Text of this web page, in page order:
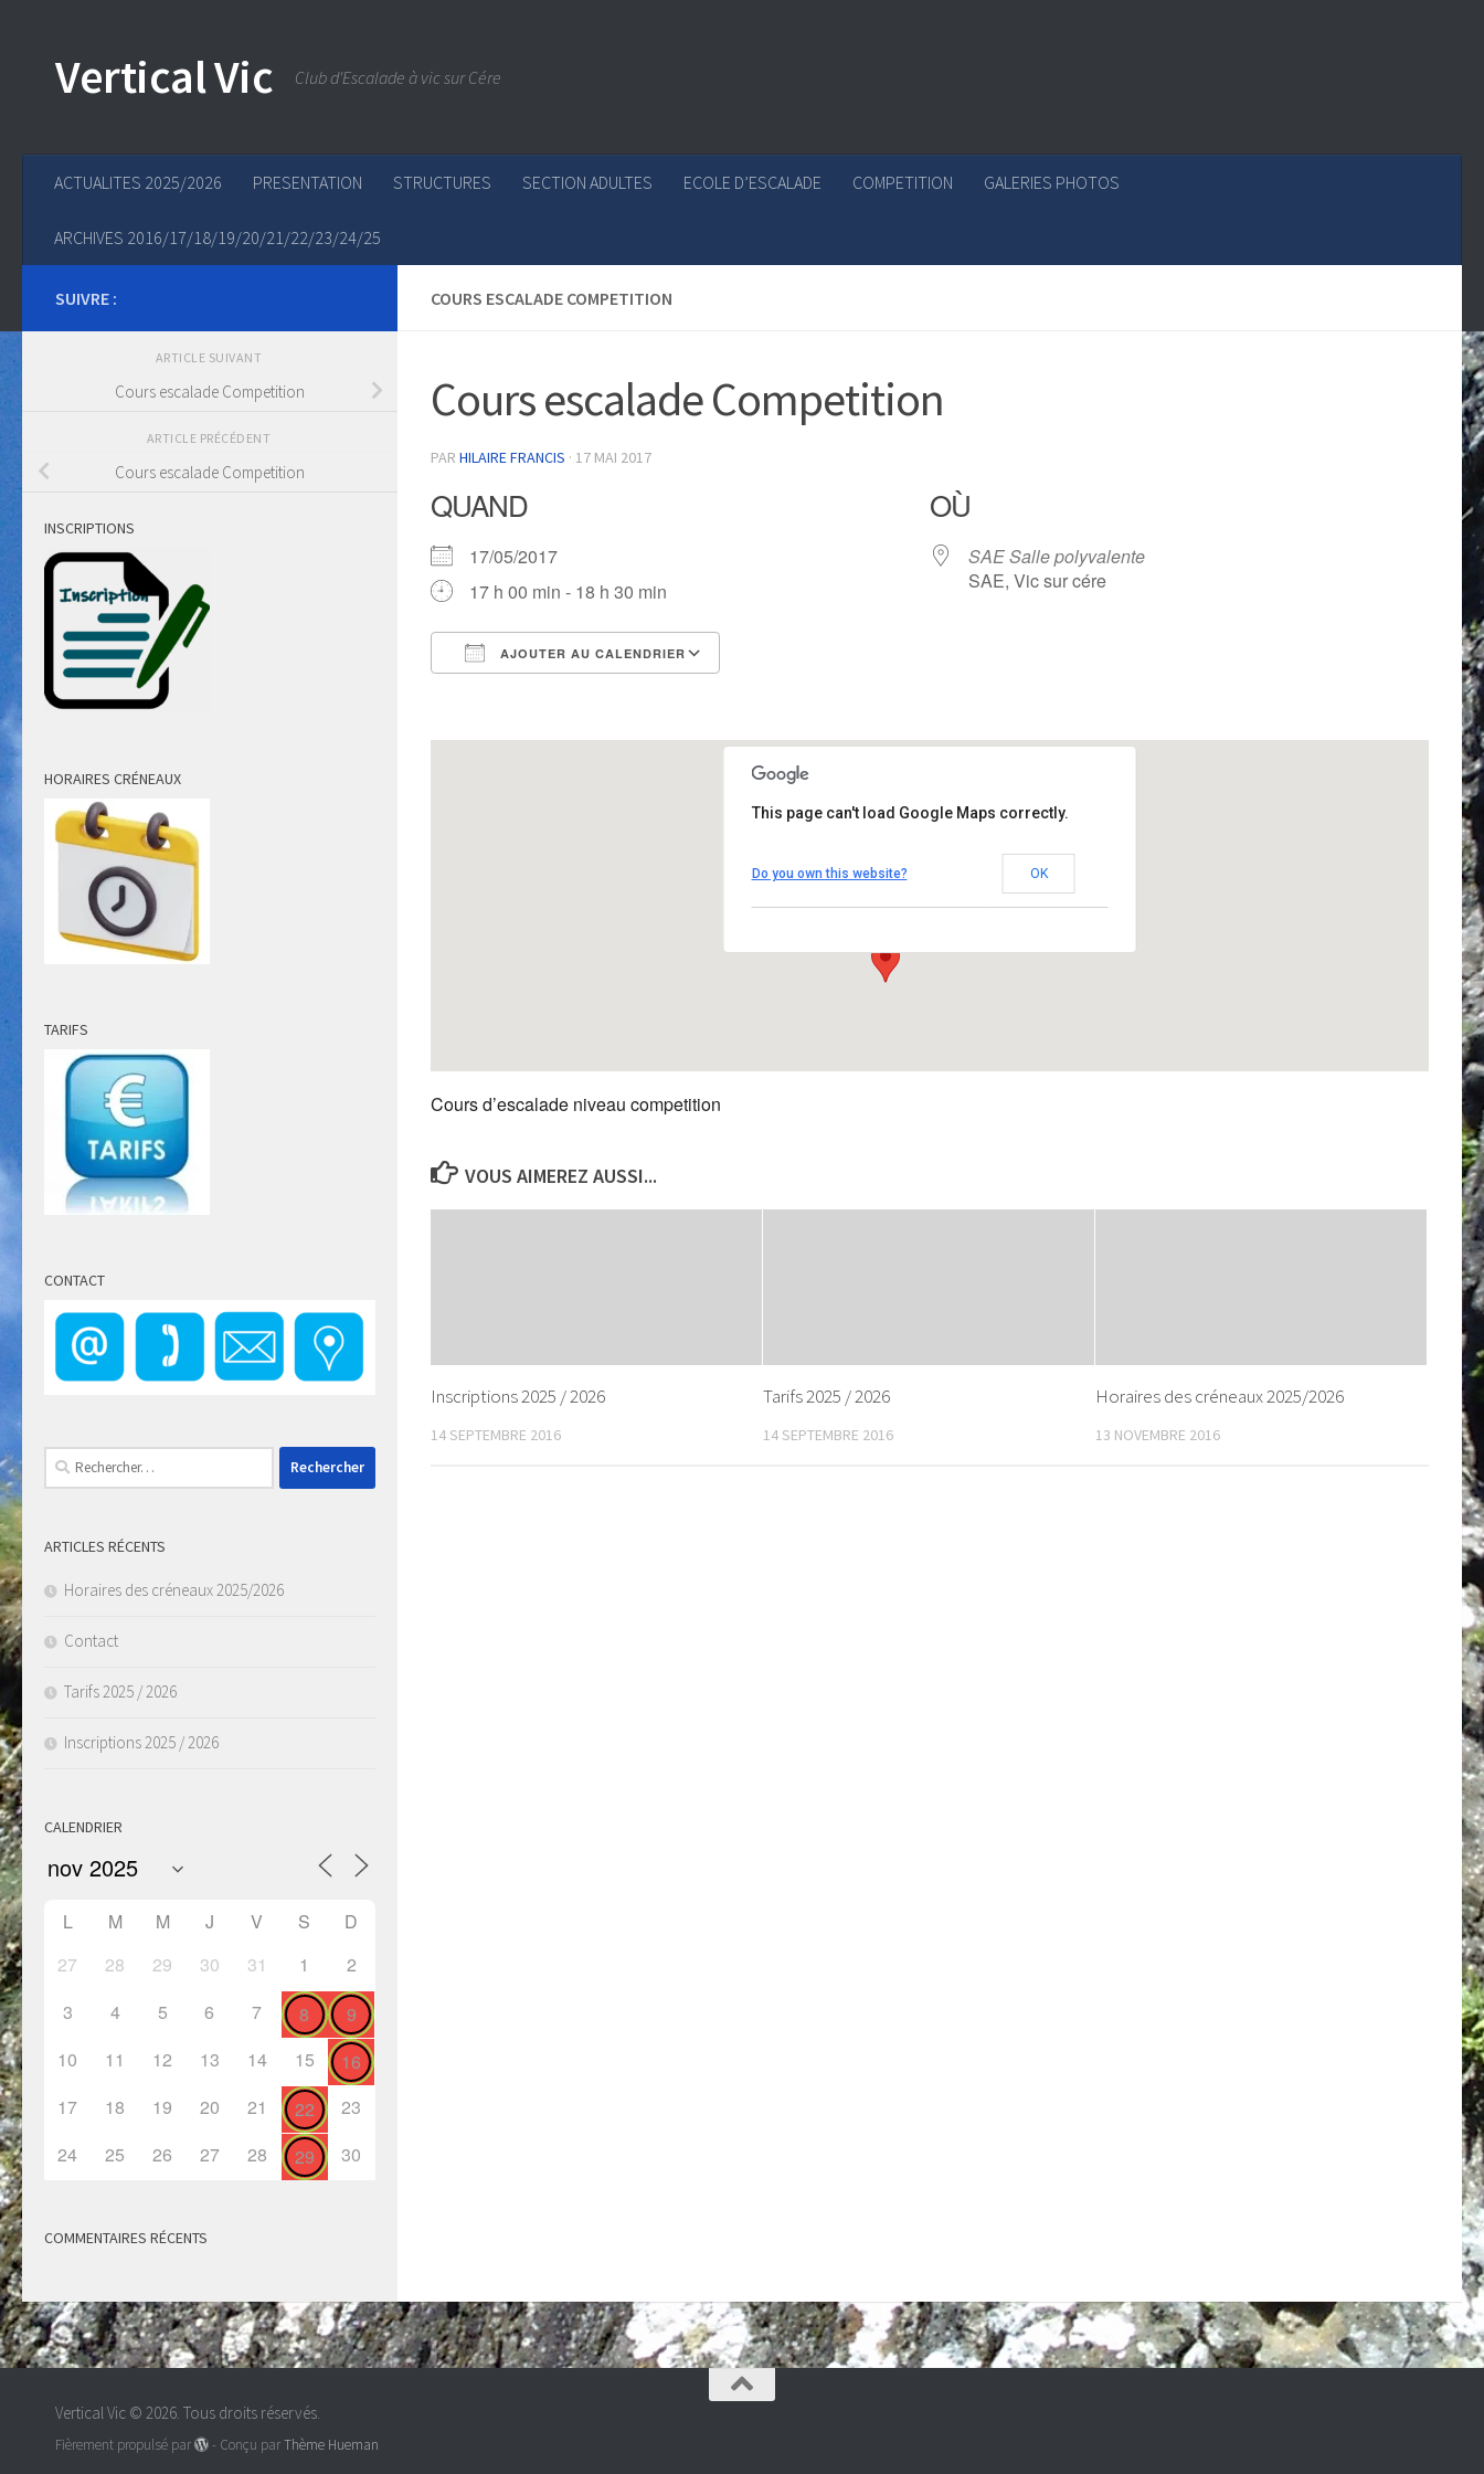
Vertical Vic Club d'Escalade à vic sur Cére
ACTUALITES 2025/2026 PRESENTATION STRUCTURES SECTION ADULTES ECOLE D’ESCALADE COMPETITION GALERIES PHOTOS
ARCHIVES 2016/17/18/19/20/21/22/23/24/25
COURS ESCALADE COMPETITION
Cours escalade Competition
PAR HILAIRE FRANCIS · 17 MAI 2017
QUAND
17/05/2017
17 h 00 min - 18 h 30 min
AJOUTER AU CALENDRIER
OÙ
SAE Salle polyvalente
SAE, Vic sur cére
Évènements
This page can't load Google Maps correctly.
Do you own this website? OK
Cours d’escalade niveau competition
VOUS AIMEREZ AUSSI...
Inscriptions 2025 / 2026
14 SEPTEMBRE 2016
Tarifs 2025 / 2026
14 SEPTEMBRE 2016
Horaires des créneaux 2025/2026
13 NOVEMBRE 2016
SUIVRE :
ARTICLE SUIVANT
Cours escalade Competition
ARTICLE PRÉCÉDENT
Cours escalade Competition
INSCRIPTIONS
HORAIRES CRÉNEAUX
TARIFS
CONTACT
Rechercher :
ARTICLES RÉCENTS
Horaires des créneaux 2025/2026
Contact
Tarifs 2025 / 2026
Inscriptions 2025 / 2026
CALENDRIER
L M M J V S
D
27
28 29 30 31 1
2
3
4 5 6 7 8
9
10
11 12 13 14 15
16
17
18 19 20 21 22
23
24
25 26 27 28 29 30
COMMENTAIRES RÉCENTS
Vertical Vic © 2026. Tous droits réservés.
Fièrement propulsé par - Conçu parThème Hueman